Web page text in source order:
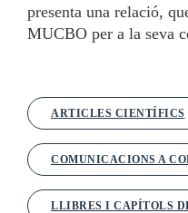
presenta una relació,
MUCBO per a la seva
ARTICLES CIENTÍFICS
COMUNICACIONS A
LLIBRES I CAPÍTOLS